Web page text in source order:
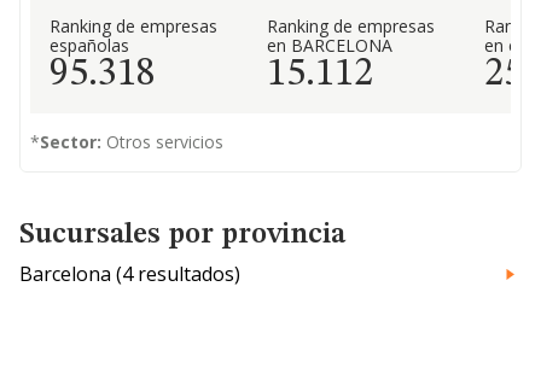
Ranking de empresas
españolas
95.318
Ranking de empresas
en BARCELONA
15.112
en el
258
*Sector: Otros servicios
Sucursales por provincia
Barcelona (4 resultados)